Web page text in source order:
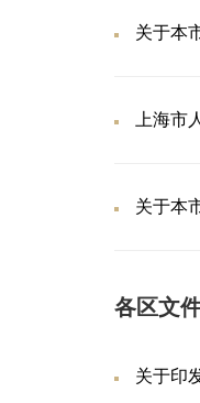
关于本
上海市
关于本
各区文
关于印